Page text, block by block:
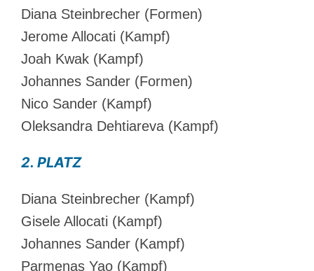
Diana Steinbrecher (Formen)
Jerome Allocati (Kampf)
Joah Kwak (Kampf)
Johannes Sander (Formen)
Nico Sander (Kampf)
Oleksandra Dehtiareva (Kampf)
2. PLATZ
Diana Steinbrecher (Kampf)
Gisele Allocati (Kampf)
Johannes Sander (Kampf)
Parmenas Yao (Kampf)